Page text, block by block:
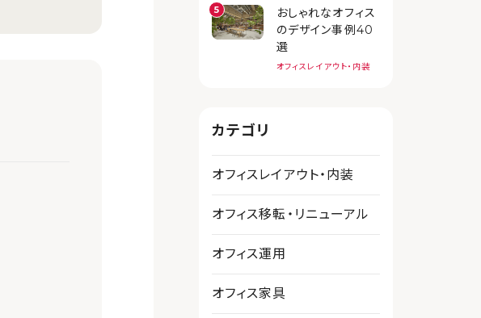
おしゃれなオフィス
のデザイン事例40
選
オフィスレイアウト・内装
カテゴリ
オフィスレイアウト・内装
オフィス移転・リニューアル
オフィス運用
オフィス家具